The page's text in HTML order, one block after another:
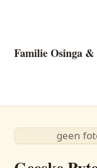
Familie Osinga
geen